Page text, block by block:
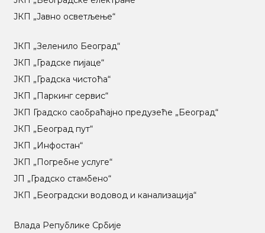
ЈКП „Јавно осветљење“
ЈКП „Зеленило Београд“
ЈКП „Градске пијаце“
ЈКП „Градска чистоћа“
ЈКП „Паркинг сервис“
ЈКП Градско саобраћајно предузеће „Београд“
ЈКП „Београд пут“
ЈКП „Инфостан“
ЈКП „Погребне услуге“
ЈП „Градско стамбено“
ЈКП „Београдски водовод и канализација“
Влада Републике Србије